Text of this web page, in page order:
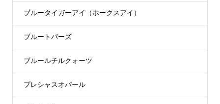
ブルータイガーアイ（ホークスアイ）
ブルートパーズ
ブルールチルクォーツ
プレシャスオパール